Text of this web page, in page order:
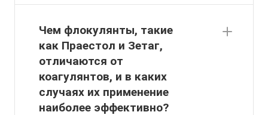
Чем флокулянты, такие
как Праестол и Зетаг,
отличаются от
коагулянтов, и в каких
случаях их применение
наиболее эффективно?